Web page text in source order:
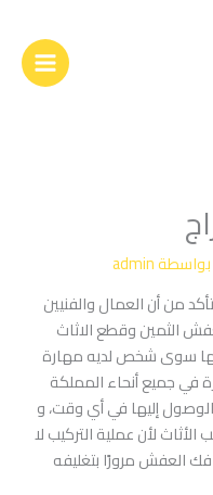
admin
من أن العمال والفنيين
الثمين وقطع الاثاث
سوى شخص لديه مهارة
في جميع أنحاء المملكة
إليها في أي وقت، و
لأن عملية التركيب لا
العفش مرورًا بتغليفه